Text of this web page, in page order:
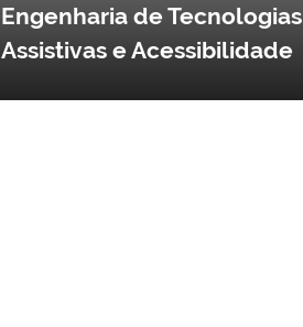
Engenharia de Tecnologias
Assistivas e Acessibilidade